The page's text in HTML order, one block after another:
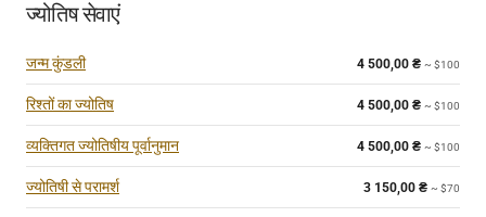
ज्योतिष सेवाएं
जन्म कुंडली 4 500,00 ₴ ~ $100
रिश्तों का ज्योतिष 4 500,00 ₴ ~ $100
व्यक्तिगत ज्योतिषीय पूर्वानुमान 4 500,00 ₴ ~ $100
ज्योतिषी से परामर्श 3 150,00 ₴ ~ $70